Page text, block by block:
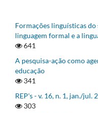
Formações linguísticas
linguagem formal e a
641
A pesquisa-ação como
educação
341
REP's - v. 16, n. 1, jan./jul.
303